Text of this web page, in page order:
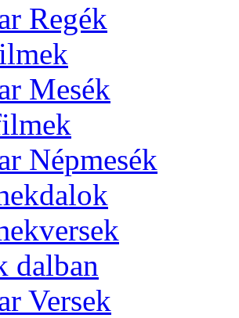
Regék
Mesék
Népmesék
dalban
Versek